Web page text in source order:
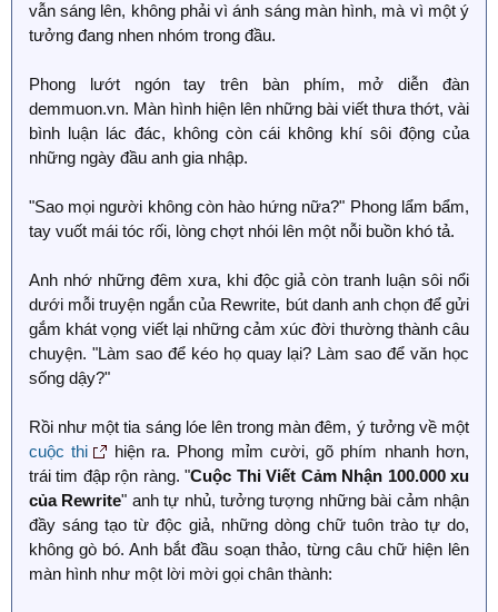
vẫn sáng lên, không phải vì ánh sáng màn hình, mà vì một ý
tưởng đang nhen nhóm trong đầu.
Phong lướt ngón tay trên bàn phím, mở diễn đàn
demmuon.vn. Màn hình hiện lên những bài viết thưa thớt, vài
bình luận lác đác, không còn cái không khí sôi động của
những ngày đầu anh gia nhập.
"Sao mọi người không còn hào hứng nữa?" Phong lẩm bẩm,
tay vuốt mái tóc rối, lòng chợt nhói lên một nỗi buồn khó tả.
Anh nhớ những đêm xưa, khi độc giả còn tranh luận sôi nổi
dưới mỗi truyện ngắn của Rewrite, bút danh anh chọn để gửi
gắm khát vọng viết lại những cảm xúc đời thường thành câu
chuyện. "Làm sao để kéo họ quay lại? Làm sao để văn học
sống dậy?"
Rồi như một tia sáng lóe lên trong màn đêm, ý tưởng về một
cuộc thi
hiện ra. Phong mỉm cười, gõ phím nhanh hơn,
trái tim đập rộn ràng. "Cuộc Thi Viết Cảm Nhận 100.000 xu
của Rewrite" anh tự nhủ, tưởng tượng những bài cảm nhận
đầy sáng tạo từ độc giả, những dòng chữ tuôn trào tự do,
không gò bó. Anh bắt đầu soạn thảo, từng câu chữ hiện lên
màn hình như một lời mời gọi chân thành: